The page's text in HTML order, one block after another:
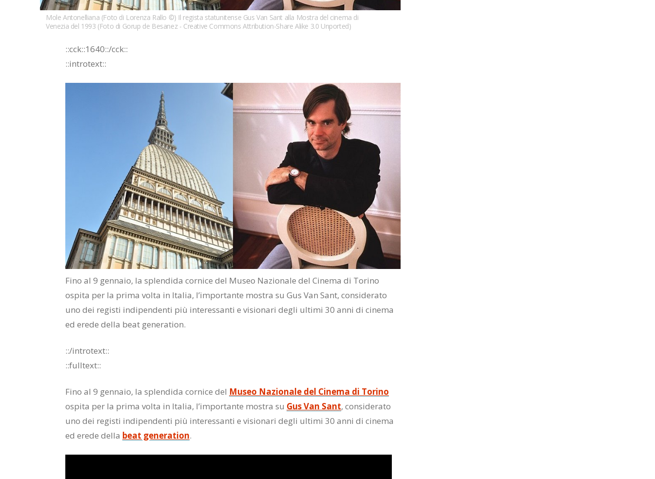
Mole Antonelliana (Foto di Lorenza Rallo ©) Il regista statunitense Gus Van Sant alla Mostra del cinema di
Venezia del 1993 (Foto di Gorup de Besanez - Creative Commons Attribution-Share Alike 3.0 Unported)
::cck::1640::/cck::
::introtext::
Fino al 9 gennaio, la splendida cornice del Museo Nazionale del Cinema di Torino
ospita per la prima volta in Italia, l’importante mostra su Gus Van Sant, considerato
uno dei registi indipendenti più interessanti e visionari degli ultimi 30 anni di cinema
ed erede della beat generation.
::/introtext::
::fulltext::
Fino al 9 gennaio, la splendida cornice del Museo Nazionale del Cinema di Torino
ospita per la prima volta in Italia, l’importante mostra su Gus Van Sant, considerato
uno dei registi indipendenti più interessanti e visionari degli ultimi 30 anni di cinema
ed erede della beat generation.